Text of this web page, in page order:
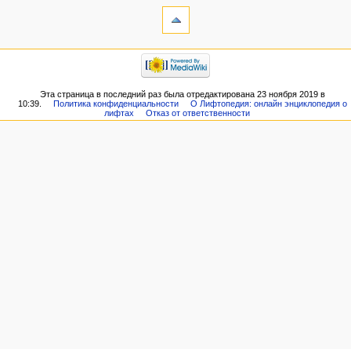
Эта страница в последний раз была отредактирована 23 ноября 2019 в
10:39.
Политика конфиденциальности
О Лифтопедия: онлайн энциклопедия о
лифтах
Отказ от ответственности